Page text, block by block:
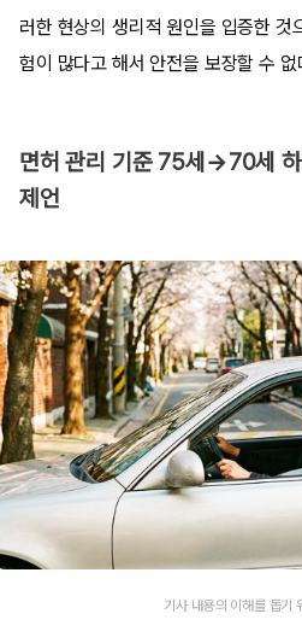
러한 현상의 생리적 원인을 입증한 것
험이 많다고 해서 안전을 보장할 수
면허 관리 기준 75세→70세 하
제언
기사 내용의 이해를 돕기